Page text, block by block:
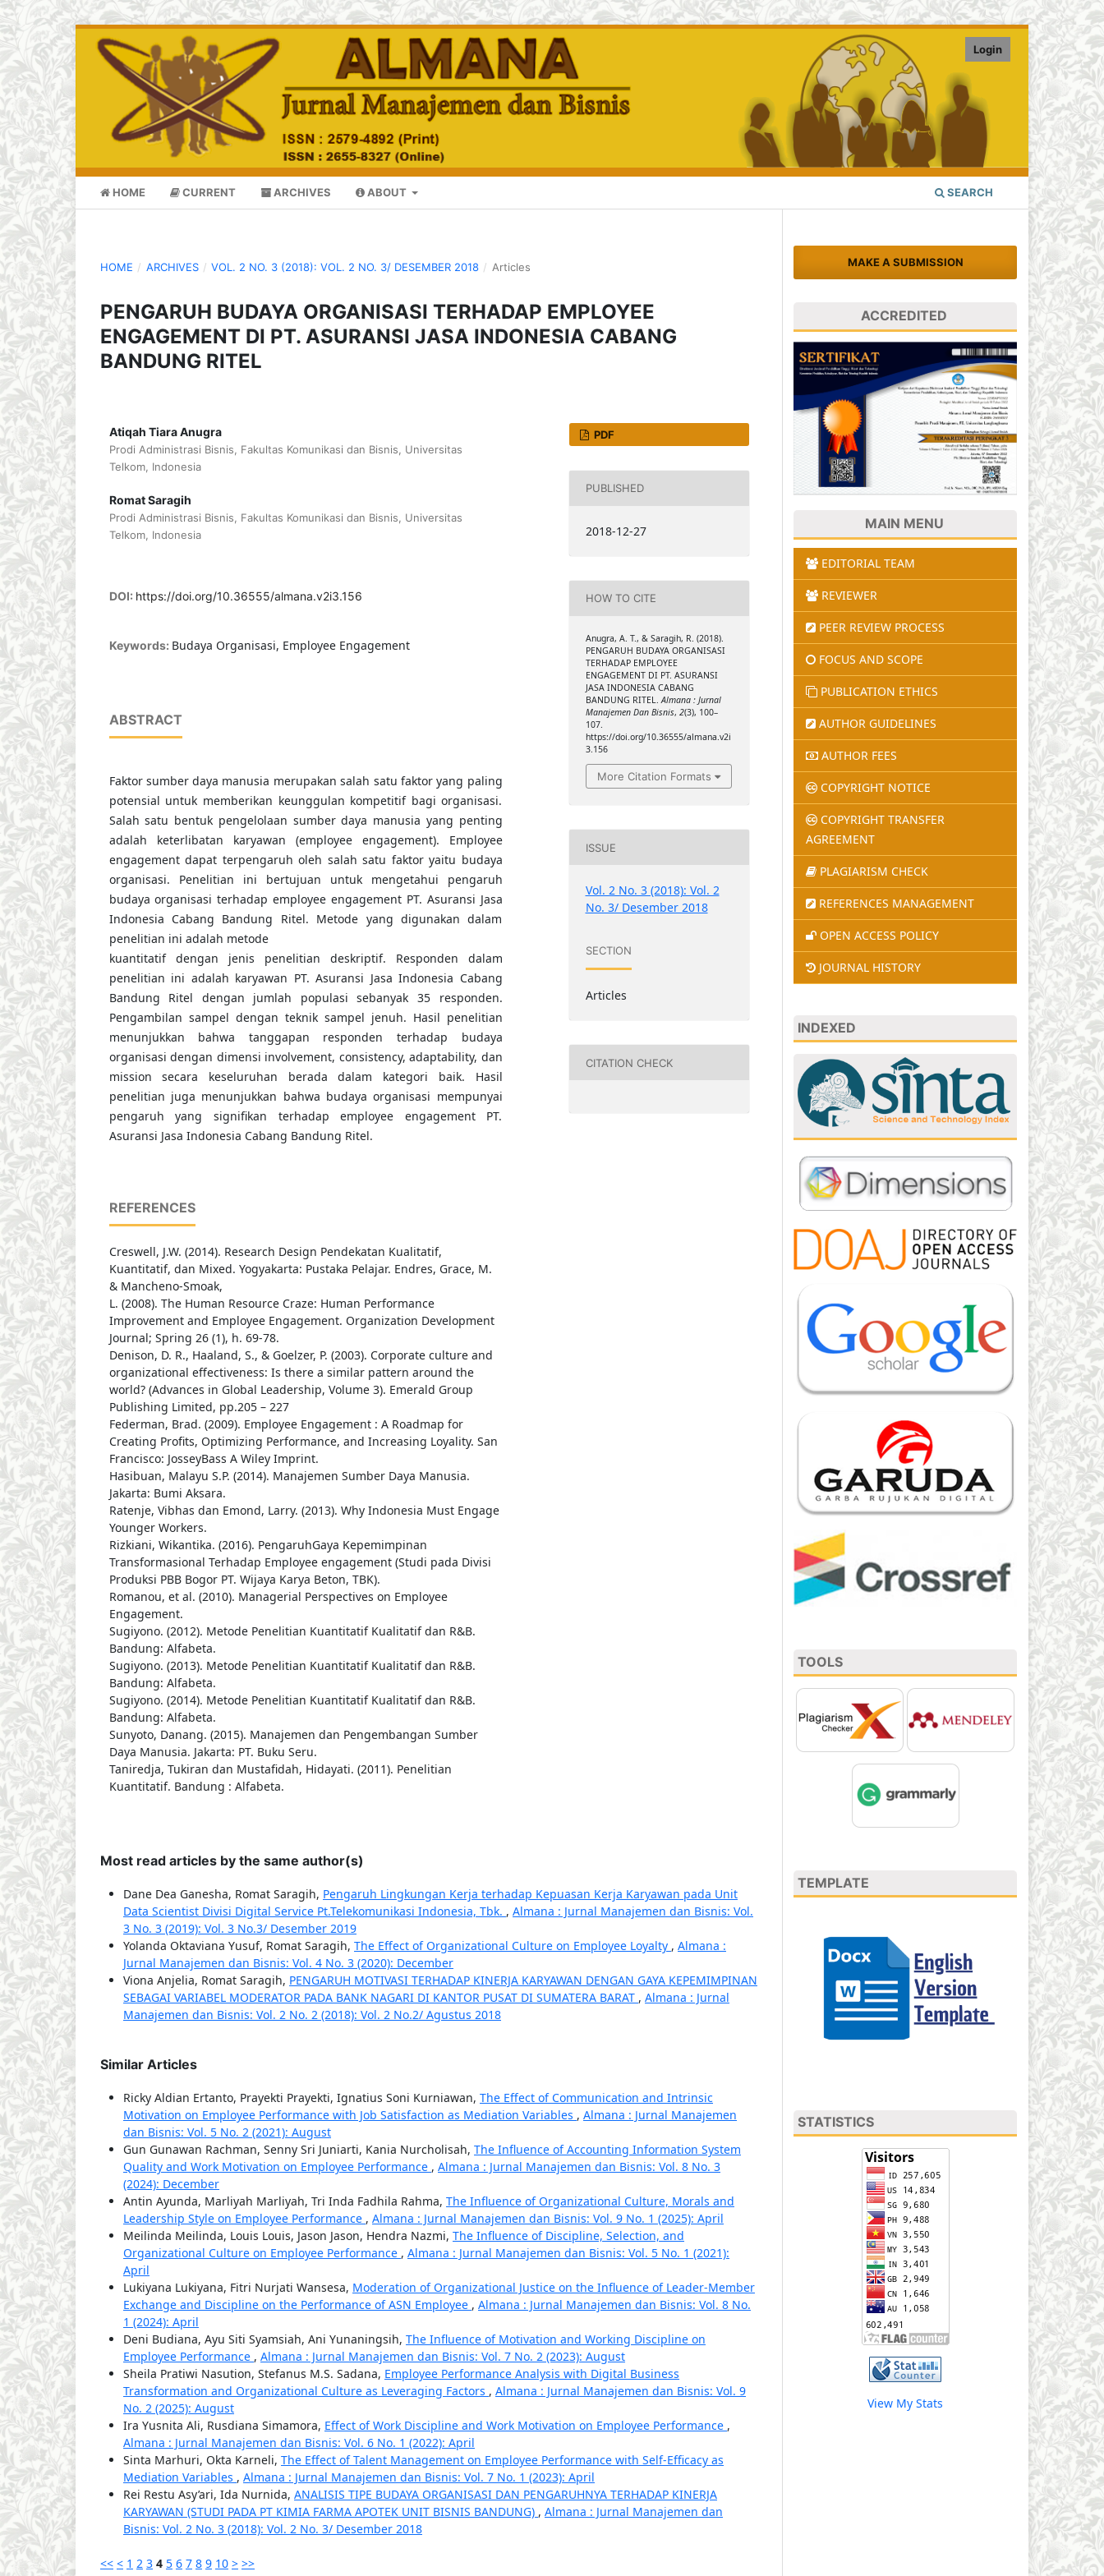
HOME CURRENT ARCHIVES ABOUT SEARCH
Login
HOME / ARCHIVES / VOL. 2 NO. 3 (2018): VOL. 2 NO. 3/ DESEMBER 2018 / Articles
PENGARUH BUDAYA ORGANISASI TERHADAP EMPLOYEE
ENGAGEMENT DI PT. ASURANSI JASA INDONESIA CABANG
BANDUNG RITEL
Atiqah Tiara Anugra
Prodi Administrasi Bisnis, Fakultas Komunikasi dan Bisnis, Universitas
Telkom, Indonesia
Romat Saragih
Prodi Administrasi Bisnis, Fakultas Komunikasi dan Bisnis, Universitas
Telkom, Indonesia
DOI: https://doi.org/10.36555/almana.v2i3.156
Keywords: Budaya Organisasi, Employee Engagement
ABSTRACT
Faktor sumber daya manusia merupakan salah satu faktor yang paling
potensial untuk memberikan keunggulan kompetitif bagi organisasi.
Salah satu bentuk pengelolaan sumber daya manusia yang penting
adalah keterlibatan karyawan (employee engagement). Employee
engagement dapat terpengaruh oleh salah satu faktor yaitu budaya
organisasi. Penelitian ini bertujuan untuk mengetahui pengaruh
budaya organisasi terhadap employee engagement PT. Asuransi Jasa
Indonesia Cabang Bandung Ritel. Metode yang digunakan dalam
penelitian ini adalah metode
kuantitatif dengan jenis penelitian deskriptif. Responden dalam
penelitian ini adalah karyawan PT. Asuransi Jasa Indonesia Cabang
Bandung Ritel dengan jumlah populasi sebanyak 35 responden.
Pengambilan sampel dengan teknik sampel jenuh. Hasil penelitian
menunjukkan bahwa tanggapan responden terhadap budaya
organisasi dengan dimensi involvement, consistency, adaptability, dan
mission secara keseluruhan berada dalam kategori baik. Hasil
penelitian juga menunjukkan bahwa budaya organisasi mempunyai
pengaruh yang signifikan terhadap employee engagement PT.
Asuransi Jasa Indonesia Cabang Bandung Ritel.
REFERENCES
Creswell, J.W. (2014). Research Design Pendekatan Kualitatif,
Kuantitatif, dan Mixed. Yogyakarta: Pustaka Pelajar. Endres, Grace, M.
& Mancheno-Smoak,
L. (2008). The Human Resource Craze: Human Performance
Improvement and Employee Engagement. Organization Development
Journal; Spring 26 (1), h. 69-78.
Denison, D. R., Haaland, S., & Goelzer, P. (2003). Corporate culture and
organizational effectiveness: Is there a similar pattern around the
world? (Advances in Global Leadership, Volume 3). Emerald Group
Publishing Limited, pp.205 – 227
Federman, Brad. (2009). Employee Engagement : A Roadmap for
Creating Profits, Optimizing Performance, and Increasing Loyality. San
Francisco: JosseyBass A Wiley Imprint.
Hasibuan, Malayu S.P. (2014). Manajemen Sumber Daya Manusia.
Jakarta: Bumi Aksara.
Ratenje, Vibhas dan Emond, Larry. (2013). Why Indonesia Must Engage
Younger Workers.
Rizkiani, Wikantika. (2016). PengaruhGaya Kepemimpinan
Transformasional Terhadap Employee engagement (Studi pada Divisi
Produksi PBB Bogor PT. Wijaya Karya Beton, TBK).
Romanou, et al. (2010). Managerial Perspectives on Employee
Engagement.
Sugiyono. (2012). Metode Penelitian Kuantitatif Kualitatif dan R&B.
Bandung: Alfabeta.
Sugiyono. (2013). Metode Penelitian Kuantitatif Kualitatif dan R&B.
Bandung: Alfabeta.
Sugiyono. (2014). Metode Penelitian Kuantitatif Kualitatif dan R&B.
Bandung: Alfabeta.
Sunyoto, Danang. (2015). Manajemen dan Pengembangan Sumber
Daya Manusia. Jakarta: PT. Buku Seru.
Taniredja, Tukiran dan Mustafidah, Hidayati. (2011). Penelitian
Kuantitatif. Bandung : Alfabeta.
PDF
PUBLISHED
2018-12-27
HOW TO CITE
Anugra, A. T., & Saragih, R. (2018).
PENGARUH BUDAYA ORGANISASI
TERHADAP EMPLOYEE
ENGAGEMENT DI PT. ASURANSI
JASA INDONESIA CABANG
BANDUNG RITEL. Almana : Jurnal
Manajemen Dan Bisnis, 2(3), 100–
107.
https://doi.org/10.36555/almana.v2i
3.156
More Citation Formats
ISSUE
Vol. 2 No. 3 (2018): Vol. 2
No. 3/ Desember 2018
SECTION
Articles
CITATION CHECK
Most read articles by the same author(s)
Dane Dea Ganesha, Romat Saragih, Pengaruh Lingkungan Kerja terhadap Kepuasan Kerja Karyawan pada Unit
Data Scientist Divisi Digital Service Pt.Telekomunikasi Indonesia, Tbk. , Almana : Jurnal Manajemen dan Bisnis: Vol.
3 No. 3 (2019): Vol. 3 No.3/ Desember 2019
Yolanda Oktaviana Yusuf, Romat Saragih, The Effect of Organizational Culture on Employee Loyalty , Almana :
Jurnal Manajemen dan Bisnis: Vol. 4 No. 3 (2020): December
Viona Anjelia, Romat Saragih, PENGARUH MOTIVASI TERHADAP KINERJA KARYAWAN DENGAN GAYA KEPEMIMPINAN
SEBAGAI VARIABEL MODERATOR PADA BANK NAGARI DI KANTOR PUSAT DI SUMATERA BARAT , Almana : Jurnal
Manajemen dan Bisnis: Vol. 2 No. 2 (2018): Vol. 2 No.2/ Agustus 2018
Similar Articles
Ricky Aldian Ertanto, Prayekti Prayekti, Ignatius Soni Kurniawan, The Effect of Communication and Intrinsic
Motivation on Employee Performance with Job Satisfaction as Mediation Variables , Almana : Jurnal Manajemen
dan Bisnis: Vol. 5 No. 2 (2021): August
Gun Gunawan Rachman, Senny Sri Juniarti, Kania Nurcholisah, The Influence of Accounting Information System
Quality and Work Motivation on Employee Performance , Almana : Jurnal Manajemen dan Bisnis: Vol. 8 No. 3
(2024): December
Antin Ayunda, Marliyah Marliyah, Tri Inda Fadhila Rahma, The Influence of Organizational Culture, Morals and
Leadership Style on Employee Performance , Almana : Jurnal Manajemen dan Bisnis: Vol. 9 No. 1 (2025): April
Meilinda Meilinda, Louis Louis, Jason Jason, Hendra Nazmi, The Influence of Discipline, Selection, and
Organizational Culture on Employee Performance , Almana : Jurnal Manajemen dan Bisnis: Vol. 5 No. 1 (2021):
April
Lukiyana Lukiyana, Fitri Nurjati Wansesa, Moderation of Organizational Justice on the Influence of Leader-Member
Exchange and Discipline on the Performance of ASN Employee , Almana : Jurnal Manajemen dan Bisnis: Vol. 8 No.
1 (2024): April
Deni Budiana, Ayu Siti Syamsiah, Ani Yunaningsih, The Influence of Motivation and Working Discipline on
Employee Performance , Almana : Jurnal Manajemen dan Bisnis: Vol. 7 No. 2 (2023): August
Sheila Pratiwi Nasution, Stefanus M.S. Sadana, Employee Performance Analysis with Digital Business
Transformation and Organizational Culture as Leveraging Factors , Almana : Jurnal Manajemen dan Bisnis: Vol. 9
No. 2 (2025): August
Ira Yusnita Ali, Rusdiana Simamora, Effect of Work Discipline and Work Motivation on Employee Performance ,
Almana : Jurnal Manajemen dan Bisnis: Vol. 6 No. 1 (2022): April
Sinta Marhuri, Okta Karneli, The Effect of Talent Management on Employee Performance with Self-Efficacy as
Mediation Variables , Almana : Jurnal Manajemen dan Bisnis: Vol. 7 No. 1 (2023): April
Rei Restu Asy’ari, Ida Nurnida, ANALISIS TIPE BUDAYA ORGANISASI DAN PENGARUHNYA TERHADAP KINERJA
KARYAWAN (STUDI PADA PT KIMIA FARMA APOTEK UNIT BISNIS BANDUNG) , Almana : Jurnal Manajemen dan
Bisnis: Vol. 2 No. 3 (2018): Vol. 2 No. 3/ Desember 2018
<< < 1 2 3 4 5 6 7 8 9 10 > >>
MAKE A SUBMISSION
ACCREDITED
MAIN MENU
EDITORIAL TEAM
REVIEWER
PEER REVIEW PROCESS
FOCUS AND SCOPE
PUBLICATION ETHICS
AUTHOR GUIDELINES
AUTHOR FEES
COPYRIGHT NOTICE
COPYRIGHT TRANSFER
AGREEMENT
PLAGIARISM CHECK
REFERENCES MANAGEMENT
OPEN ACCESS POLICY
JOURNAL HISTORY
INDEXED
TOOLS
TEMPLATE
STATISTICS
View My Stats